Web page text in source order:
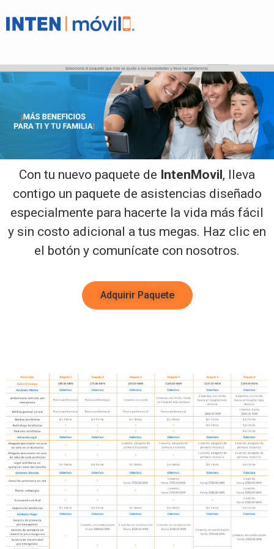
Con tu nuevo paquete de IntenMovil, lleva
contigo un paquete de asistencias diseñado
especialmente para hacerte la vida más fácil
y sin costo adicional a tus megas. Haz clic en
el botón y comunícate con nosotros.
Adquirir Paquete